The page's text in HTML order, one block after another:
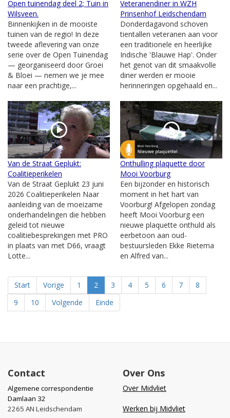
Open tuinendag deel 2; Tuin in
Wilsveen.
Binnenkijken in de mooiste
tuinen van de regio! In deze
tweede aflevering van onze
serie over de Open Tuinendag
— georganiseerd door Groei
& Bloei — nemen we je mee
naar een prachtige,...
Veteranendiner in WZH
Prinsenhof Leidschendam
Donderdagavond schoven
tientallen veteranen aan voor
een traditionele en heerlijke
Indische 'Blauwe Hap'. Onder
het genot van dit smaakvolle
diner werden er mooie
herinneringen opgehaald en...
Van de Straat Geplukt:
Coalitieperikelen
Van de Straat Geplukt 23 juni
2026 Coalitieperikelen Naar
aanleiding van de moeizame
onderhandelingen die hebben
geleid tot nieuwe
coalitiebesprekingen met PRO
in plaats van met D66, vraagt
Lotte...
Onthulling plaquette door
Mooi Voorburg
Een bijzonder en historisch
moment in het hart van
Voorburg! Afgelopen zondag
heeft Mooi Voorburg een
nieuwe plaquette onthuld als
eerbetoon aan oud-
bestuursleden Ekke Rietema
en Alfred van...
Start Vorige 1 2 3 4 5 6 7
8
9
10 Volgende Einde
Contact
Algemene correspondentie
Damlaan 32
2265 AN Leidschendam
Over Ons
Over Midvliet
Werken bij Midvliet